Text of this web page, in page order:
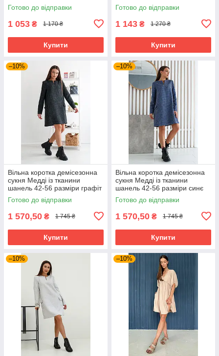
Готово до відправки
1 053 ₴ 1 170 ₴
Купити
Готово до відправки
1 143 ₴ 1 270 ₴
Купити
–10%
Вільна коротка демісезонна
сукня Медді із тканини
шанель 42-56 разміри графіт
Готово до відправки
1 570,50 ₴ 1 745 ₴
Купити
–10%
Вільна коротка демісезонна
сукня Медді із тканини
шанель 42-56 разміри синє
Готово до відправки
1 570,50 ₴ 1 745 ₴
Купити
–10% –10%